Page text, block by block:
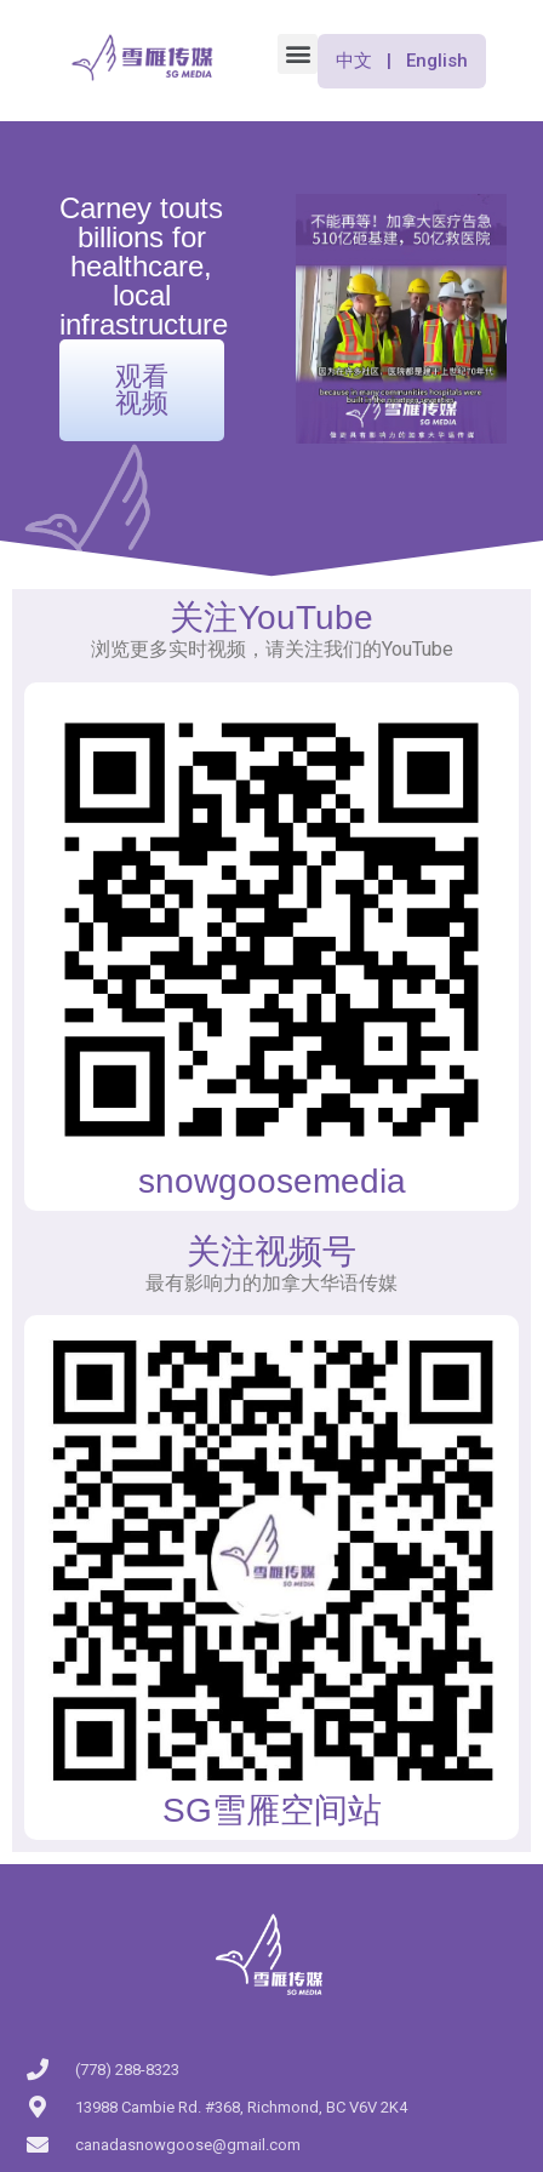
中文 | English
Carney touts
billions for
healthcare,
local
infrastructure
观看
视频
关注YouTube
浏览更多实时视频，请关注我们的YouTube
snowgoosemedia
关注视频号
最有影响力的加拿大华语传媒
SG雪雁空间站
(778) 288-8323
13988 Cambie Rd. #368, Richmond, BC V6V 2K4
canadasnowgoose@gmail.com